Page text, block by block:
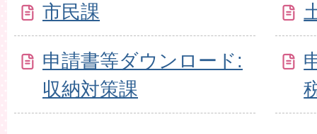
市民課
申請書等ダウンロード:
収納対策課